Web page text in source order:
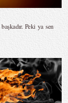
Peki ya sen